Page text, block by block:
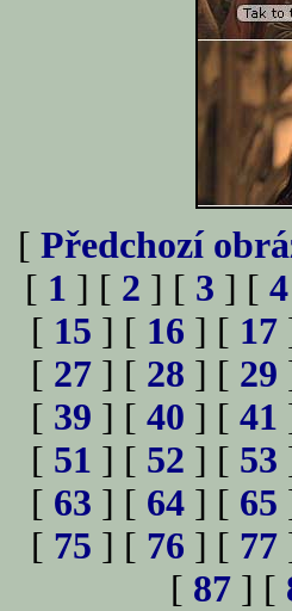
[ Předchozí
[ 1 ] [ 2 ] [ 3 ] [ 4
[ 15 ] [ 16 ] [ 17
[ 27 ] [ 28 ] [ 29
[ 39 ] [ 40 ] [ 41
[ 51 ] [ 52 ] [ 53
[ 63 ] [ 64 ] [ 65
[ 75 ] [ 76 ] [ 77
[ 87 ] [